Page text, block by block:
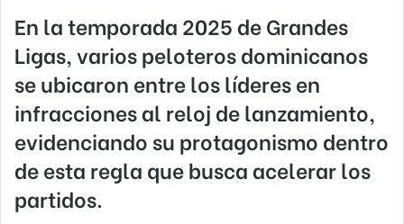
En la temporada 2025 deGrandes
Ligas, varios peloteros dominicanos
se ubicaron entre loslíderes en
infracciones al reloj de lanzamiento,
evidenciando su protagonismo dentro
de esta regla que busca acelerar los
partidos.